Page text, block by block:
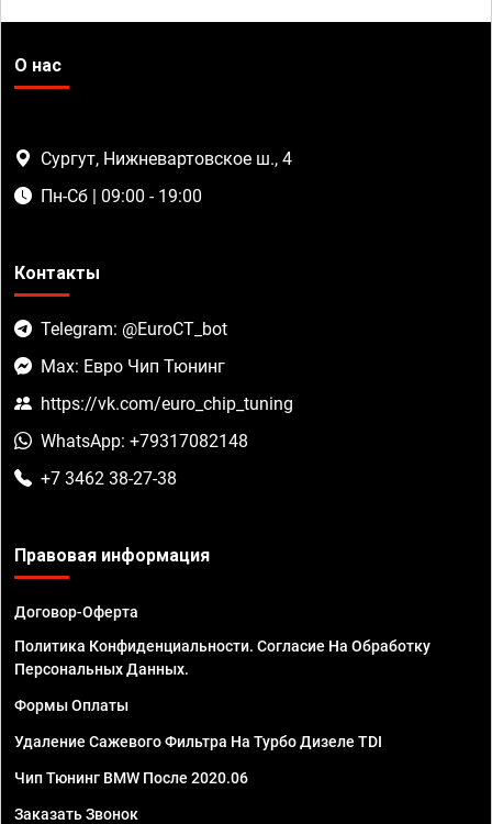
О нас
Сургут, Нижневартовское ш., 4
Пн-Сб | 09:00 - 19:00
Контакты
Telegram: @EuroCT_bot
Max: Евро Чип Тюнинг
https://vk.com/euro_chip_tuning
WhatsApp: +79317082148
+7 3462 38-27-38
Правовая информация
Договор-Оферта
Политика Конфиденциальности. Согласие На Обработку
Персональных Данных.
Формы Оплаты
Удаление Сажевого Фильтра На Турбо Дизеле TDI
Чип Тюнинг BMW После 2020.06
Заказать Звонок